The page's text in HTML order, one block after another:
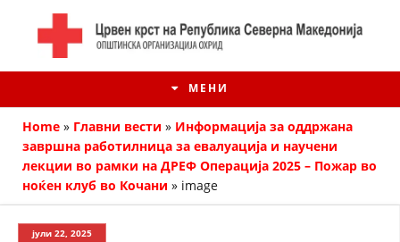
МЕНИ
Home » Главни вести » Информација за оддржана
завршна работилница за евалуација и научени
лекции во рамки на ДРЕФ Операција 2025 – Пожар во
ноќен клуб во Кочани » image
јули 22, 2025